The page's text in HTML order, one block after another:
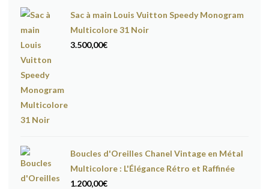
Sac à main Louis Vuitton Speedy Monogram
Multicolore 31 Noir
3.500,00€
Boucles d'Oreilles Chanel Vintage en Métal
Multicolore : L'Élégance Rétro et Raffinée
1.200,00€